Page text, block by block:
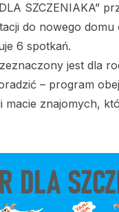
SZCZENIAKA”
do nowego
6 spotkań.
jest dla
– program
macie znajomych,